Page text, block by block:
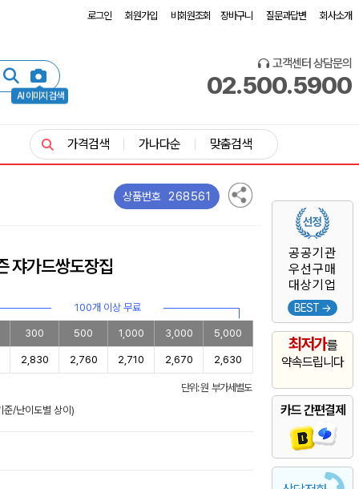
로그인 회원가입 비회원조회 장바구니 질문과답변 회사소개
AI 이미지 검색
고객센터 상담문의
02.500.5900
공공기관
우선구매
대상기업
BEST →
최저가를
약속드립니다
카드 간편결제
가격검색 가나다순 맞춤검색
상품번호 268561
쟈가드쌍도장집
100개 이상 무료
300 500 1,000 3,000 5,000
2,830 2,760 2,710 2,670 2,630
단위: 원 부가세별도
/난이도별 상이)